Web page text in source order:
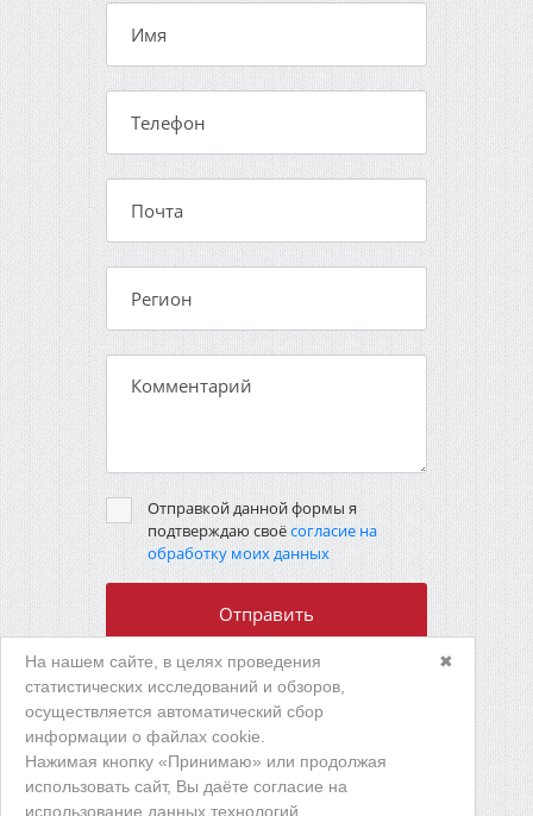
Отправкой данной формы я
подтверждаю своёсогласие на
обработку моих данных
ТУЛА МЕТИЗ
КОМПЛЕКТ
Разработка корпоративного сайта
✖
На нашем сайте, в целях проведения
статистических исследований и обзоров,
осуществляется автоматический сбор
информации о файлах cookie.
Нажимая кнопку «Принимаю» или продолжая
использовать сайт, Вы даёте согласие на
использование данных технологий.